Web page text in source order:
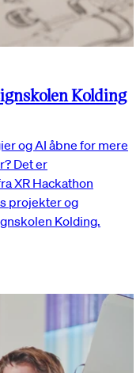
Kolding
og AI åbne for mere
Det er
XR Hackathon
projekter og
Kolding.